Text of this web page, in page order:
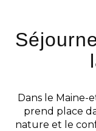
Dans le Maine-
prend place
nature et le